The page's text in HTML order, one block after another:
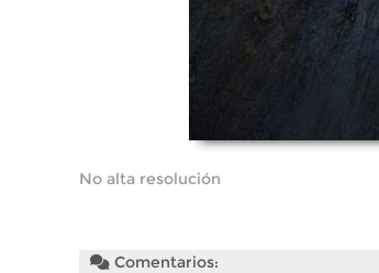
No alta resolución
Comentarios: